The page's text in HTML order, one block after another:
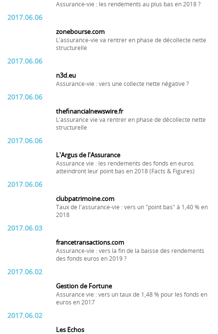
Assurance-vie : les rendements au plus bas en 2018 ?
2017.06.06
zonebourse.com
L'assurance-vie va rentrer en phase de décollecte nette
structurelle
2017.06.06
n3d.eu
Assurance-vie : vers une collecte nette négative ?
2017.06.06
thefinancialnewswire.fr
L'assurance vie va rentrer en phase de décollecte nette
structurelle
2017.06.06
L'Argus de l'Assurance
Assurance vie : les rendements des fonds en euros
atteindront leur point bas en 2018 (Facts & Figures)
2017.06.06
clubpatrimoine.com
Taux de l'assurance-vie : vers un "point bas" à 1,40 % en
2018
2017.06.03
francetransactions.com
Assurance-vie : vers la fin de la baisse des rendements
des fonds euros en 2019 ?
2017.06.02
Gestion de Fortune
Assurance vie : vers un taux de 1,48 % pour les fonds en
euros en 2017
2017.06.02
Les Echos